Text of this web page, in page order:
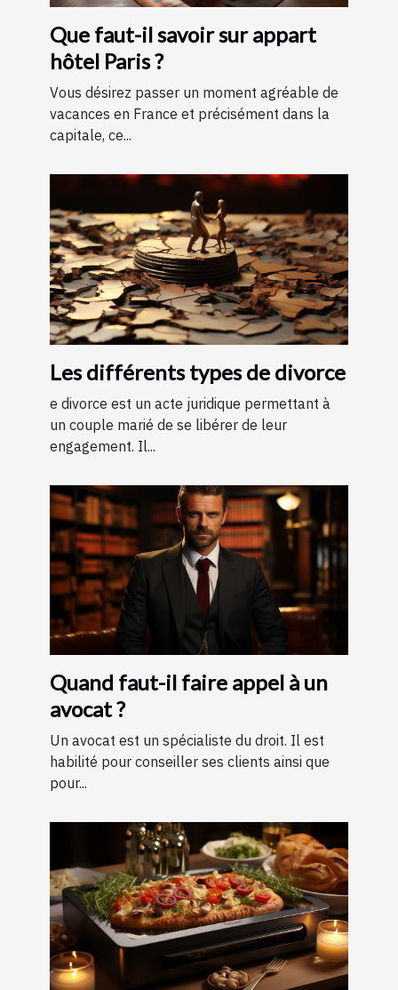
Que faut-il savoir sur appart
hôtel Paris ?
Vous désirez passer un moment agréable de
vacances en France et précisément dans la
capitale, ce...
Les différents types de divorce
e divorce est un acte juridique permettant à
un couple marié de se libérer de leur
engagement. Il...
Quand faut-il faire appel à un
avocat ?
Un avocat est un spécialiste du droit. Il est
habilité pour conseiller ses clients ainsi que
pour...